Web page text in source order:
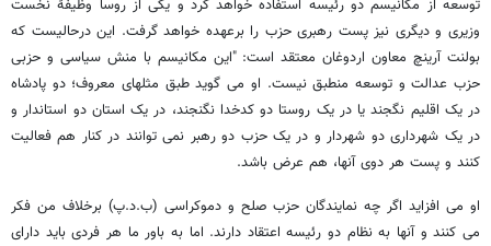
توسعه از مکانیسم دو رئیسه استفاده خواهد کرد و یکی از روسا وظیفۀ نخست
وزیری و دیگری نیز پست رهبری حزب را برعهده خواهد گرفت. این درحالیست که
بولنت آرینچ معاون اردوغان معتقد است: "این مکانیسم با منش سیاسی و حزبی
حزب عدالت و توسعه منطبق نیست. او می گوید طبق مثلهای معروف؛ دو پادشاه
در یک اقلیم نگجند یا در یک روستا دو کدخدا نگنجند، در یک استان دو استاندار و
در یک شهرداری دو شهردار و در یک حزب دو رهبر نمی توانند در کنار هم فعالیت
کنند و پست هر دوی آنها، هم عرض باشد.
او می افزاید اگر چه نمایندگان حزب صلح و دموکراسی (ب.د.پ) برخلاف من فکر
می کنند و آنها به نظام دو رئیسه اعتقاد دارند. اما به باور ما هر فردی باید دارای